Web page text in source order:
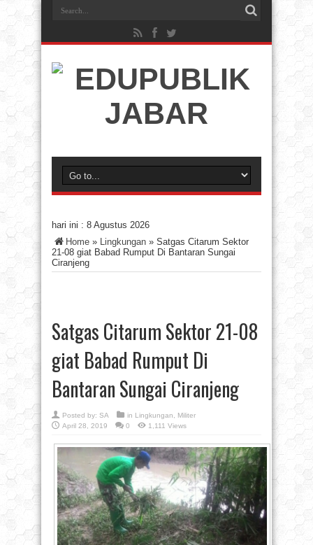
hari ini : 8 Agustus 2026
Home » Lingkungan » Satgas Citarum Sektor
21-08 giat Babad Rumput Di Bantaran Sungai
Ciranjeng
Satgas Citarum Sektor 21-08
giat Babad Rumput Di
Bantaran Sungai Ciranjeng
Posted by: SA in Lingkungan
Militer
April 28, 2019
0 1,111 Views